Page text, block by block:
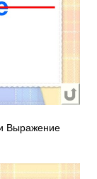
Выражение